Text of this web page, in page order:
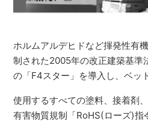
ホルムアルデヒドなど揮発性有
制された2005年の改正建築基準
の「F4スター」を導入し、ベッ
使用するすべての塗料、接着剤
有害物質規制「RoHS(ローズ)指